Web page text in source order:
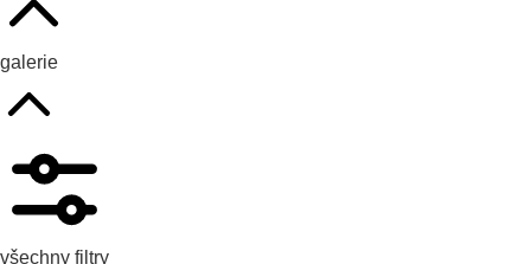
galerie
všechny filtry